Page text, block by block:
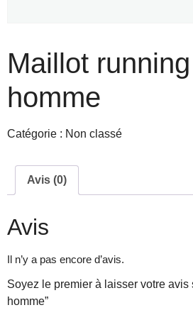
Maillot
homme
Catégorie : Non classé
Avis (0)
Avis
Il n’y a pas encore d’avis.
Soyez le premier à laisser votre avis
homme”